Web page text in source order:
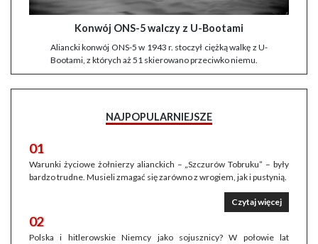
Konwój ONS-5 walczy z U-Bootami
Aliancki konwój ONS-5 w 1943 r. stoczył ciężką walkę z U-
Bootami, z których aż 51 skierowano przeciwko niemu.
NAJPOPULARNIEJSZE
01
Warunki życiowe żołnierzy alianckich – „Szczurów Tobruku” – były
bardzo trudne. Musieli zmagać się zarówno z wrogiem, jak i pustynią.
Czytaj więcej
02
Polska i hitlerowskie Niemcy jako sojusznicy? W połowie lat